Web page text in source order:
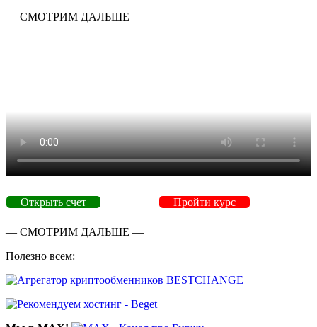
— СМОТРИМ ДАЛЬШЕ —
Открыть счет Пройти курс
— СМОТРИМ ДАЛЬШЕ —
Полезно всем: